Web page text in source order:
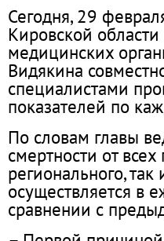
Сегодня, 29
Кировской
медицинских
Видякина
специалистами
показателей по
По словам главы
смертности от
регионального,
осуществляется в
сравнении с